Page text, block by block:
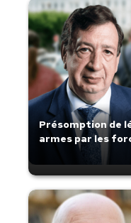
Présomption de
armes par les